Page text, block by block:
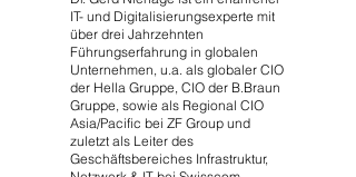
IT- und Digitalisierungsexperte mit
über drei Jahrzehnten
Führungserfahrung in globalen
Unternehmen, u.a. als globaler CIO
der Hella Gruppe, CIO der B.Braun
Gruppe, sowie als Regional CIO
Asia/Pacific bei ZF Group und
zuletzt als Leiter des
Geschäftsbereiches Infrastruktur,